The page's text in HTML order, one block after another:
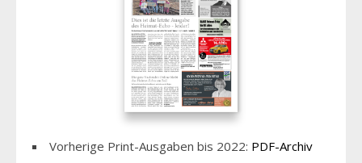
Vorherige Print-Ausgaben bis 2022: PDF-Archiv